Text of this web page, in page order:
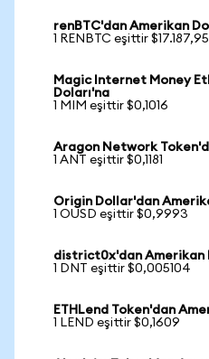
renBTC'dan Amerikan
1 RENBTC eşittir $17.187,95
Magic Internet Money
Doları'na
1 MIM eşittir $0,1016
Aragon Network
1 ANT eşittir $0,1181
Origin Dollar'dan
1 OUSD eşittir $0,9993
district0x'dan Amerikan
1 DNT eşittir $0,005104
ETHLend Token'dan
1 LEND eşittir $0,1609